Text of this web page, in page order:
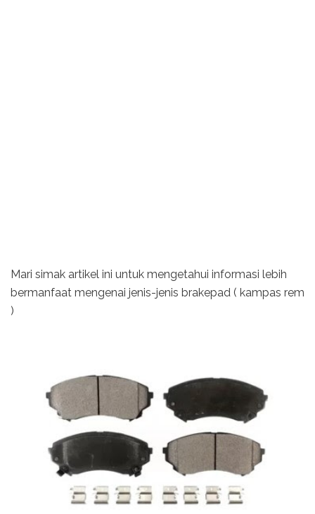
Mari simak artikel ini untuk mengetahui informasi lebih
bermanfaat mengenai jenis-jenis brakepad ( kampas rem
)